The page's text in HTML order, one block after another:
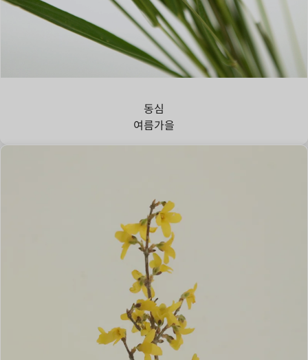
동심
여름가을